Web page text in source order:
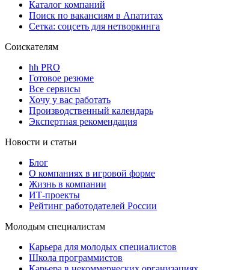
Каталог компаний
Поиск по вакансиям в Апатитах
Сетка: соцсеть для нетворкинга
Соискателям
hh PRO
Готовое резюме
Все сервисы
Хочу у вас работать
Производственный календарь
Экспертная рекомендация
Новости и статьи
Блог
О компаниях в игровой форме
Жизнь в компании
ИТ-проекты
Рейтинг работодателей России
Молодым специалистам
Карьера для молодых специалистов
Школа программистов